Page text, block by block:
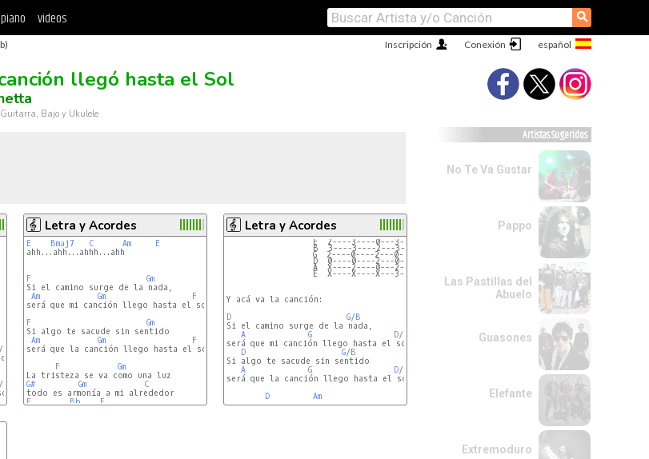
piano videos ⚲
Conexión
Inscripción
llegó hasta el Sol
Bajo y Ukulele
Letra y Acordes
E Bmaj7 C Am
E
ahh...ahh...ahhh...ahh
F
Gm
Si el camino surge de la nada,
Am
Gm
F
será que mi canción llego hasta el sol
F
Gm
Si algo te sacude sin sentido
Am
Gm
F
será que la canción llego hasta el sol
F
Gm
G#
Gm
C
F
Bb
F
Letra y Acordes
                  E  2----3----0---3----2-----0----1----3----0--
                  B  3----3----2---3----3-----1----3----3----3--
                  G  2----0----2---0----2-----0----2----0----2--
                  D  0----0----2---0----0-----2----3----2----2--
                  A  X----2----0---2----0-----0----1----2----0--
                  E  X----X----X---3----2-----X----X----0----X--
Y acá va la canción:
D
G/B
Si el camino surge de la nada,
A
G
D/F#
será que mi canción llego hasta el sol
D
G/B
Si algo te sacude sin sentido
A
G
D/F#
será que la canción llego hasta el sol
D
Am
Artistas Sugeridos
No Te Va Gustar
Pappo
Las Pastillas del
Abuelo
Guasones
Elefante
Extremoduro